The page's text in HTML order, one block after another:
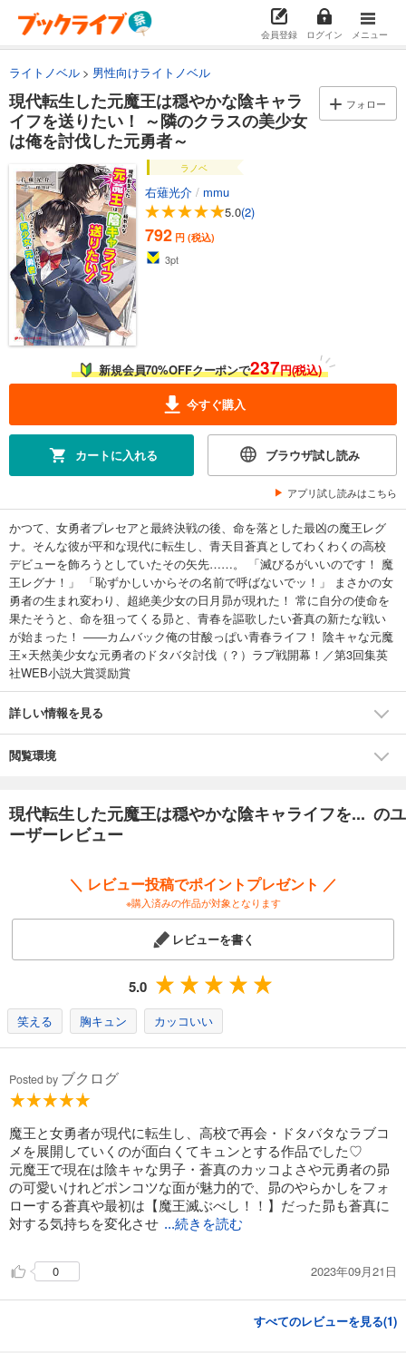
会員登録 ログイン メニュー
ライトノベル 男性向けライトノベル
現代転生した元魔王は穏やかな陰キャラ
イフを送りたい！ ～隣のクラスの美少女
は俺を討伐した元勇者～
フォロー
ラノベ
右薙光介 / mmu
5.0(2)
792 円 (税込)
3pt
新規会員70%OFFクーポンで237円(税込)
今すぐ購入
カートに入れる ブラウザ試し読み
アプリ試し読みはこちら
かつて、女勇者プレセアと最終決戦の後、命を落とした最凶の魔王レグ
ナ。そんな彼が平和な現代に転生し、青天目蒼真としてわくわくの高校
デビューを飾ろうとしていたその矢先……。 「滅びるがいいのです！ 魔
王レグナ！」 「恥ずかしいからその名前で呼ばないでッ！」 まさかの女
勇者の生まれ変わり、超絶美少女の日月昴が現れた！ 常に自分の使命を
果たそうと、命を狙ってくる昴と、青春を謳歌したい蒼真の新たな戦い
が始まった！ ――カムバック俺の甘酸っぱい青春ライフ！ 陰キャな元魔
王×天然美少女な元勇者のドタバタ討伐（？）ラブ戦開幕！／第3回集英
社WEB小説大賞奨励賞
詳しい情報を見る
閲覧環境
現代転生した元魔王は穏やかな陰キャライフを... のユ
ーザーレビュー
＼ レビュー投稿でポイントプレゼント ／
※購入済みの作品が対象となります
レビューを書く
5.0
笑える 胸キュン カッコいい
Posted by ブクログ
魔王と女勇者が現代に転生し、高校で再会・ドタバタなラブコ
メを展開していくのが面白くてキュンとする作品でした♡
元魔王で現在は陰キャな男子・蒼真のカッコよさや元勇者の昴
の可愛いけれどポンコツな面が魅力的で、昴のやらかしをフォ
ローする蒼真や最初は【魔王滅ぶべし！！】だった昴も蒼真に
対する気持ちを変化させ ...続きを読む
0 2023年09月21日
すべてのレビューを見る(1)